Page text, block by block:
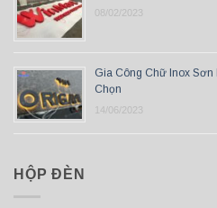
08/02/2023
Gia Công Chữ Inox
Chọn
14/06/2023
HỘP ĐÈN